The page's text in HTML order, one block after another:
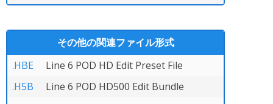
その他の関連ファイル形式
.HBE
Line 6 POD HD Edit Preset File
.H5B
Line 6 POD HD500 Edit Bundle